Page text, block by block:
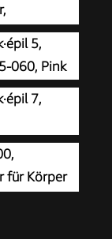
5,
060, Pink
7,
für Körper